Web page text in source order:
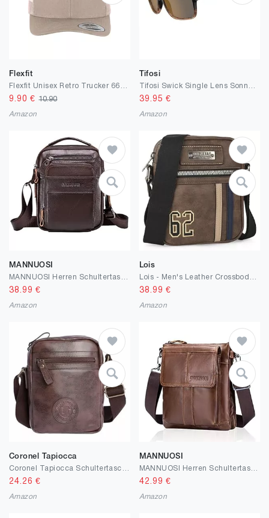
Flexfit
9.90 €10.90
Amazon
Tifosi
39.95 €
Amazon
MANNUOSI
38.99 €
Amazon
Lois
38.99 €
Amazon
Coronel Tapiocca
24.26 €
Amazon
MANNUOSI
42.99 €
Amazon